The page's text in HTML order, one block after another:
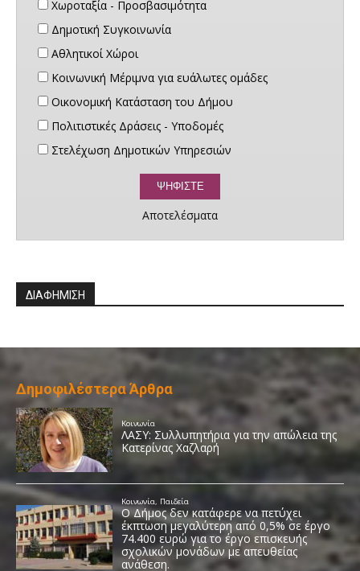
Χωροταξία - Προσβασιμότητα
Δημοτική Συγκοινωνία
Αθλητικοί Χώροι
Κοινωνική Μέριμνα για ευάλωτες ομάδες
Οικονομική Κατάσταση του Δήμου
Πολιτιστικές Δράσεις - Υποδομές
Στελέχωση Δημοτικών Υπηρεσιών
Αποτελέσματα
ΔΙΑΦΗΜΙΣΗ
Δημοφιλέστερα Άρθρα